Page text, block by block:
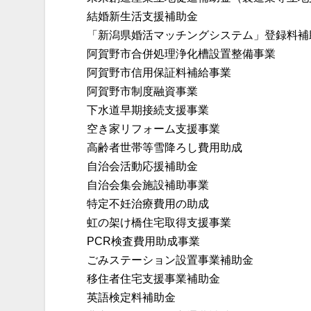
結婚新生活支援補助金
「新潟県婚活マッチングシステム」登録料
阿賀野市合併処理浄化槽設置整備事業
阿賀野市信用保証料補給事業
阿賀野市制度融資事業
下水道早期接続支援事業
空き家リフォーム支援事業
高齢者世帯等雪降ろし費用助成
自治会活動応援補助金
自治会集会施設補助事業
特定不妊治療費用の助成
虹の架け橋住宅取得支援事業
PCR検査費用助成事業
ごみステーション設置事業補助金
移住者住宅支援事業補助金
英語検定料補助金